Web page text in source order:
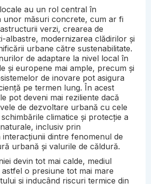
au un rol central în
unor măsuri concrete, cum ar fi
verzi, crearea de
albastre, modernizarea clădirilor și
urbane către sustenabilitate.
de adaptare la nivel local în
și europene mai ample, precum și
de inovare pot asigura
pe termen lung. În acest
pot deveni mai reziliente dacă
de dezvoltare urbană cu cele
climatice și protecție a
inclusiv prin
dintre fenomenul de
urbană și valurile de căldură.
devin tot mai calde, mediul
o presiune tot mai mare
și inducând riscuri termice din